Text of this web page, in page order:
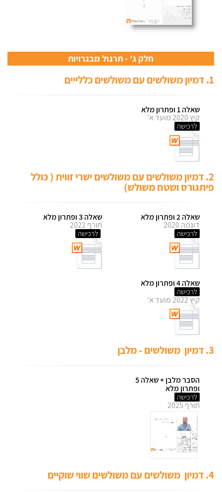
חלק ג' - תרגול מבגרויות
1. דמיון משולשים עם משולשים כללייים
שאלה 1 ופתרון מלא
קיץ 2020 מועד א'
לרכישה
2. דמיון משולשים עם משולשים ישרי זווית ( כולל
פיתגורס ושטח משולש)
שאלה 2 ופתרון מלא
דוגמה 2020
לרכישה
שאלה 3 ופתרון מלא
חורף 2022
לרכישה
שאלה 4 ופתרון מלא
לרכישה
קיץ 2022 מועד א'
3. דמיון משולשים - מלבן
הסבר מלבן + שאלה 5
ופתרון מלא
לרכישה
חורף 2025
4. דמיון משולשים עם משולשים שווי שוקיים